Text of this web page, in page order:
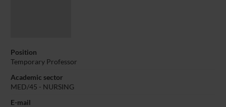
Position
Temporary Professor
Academic sector
MED/45 - NURSING
E-mail